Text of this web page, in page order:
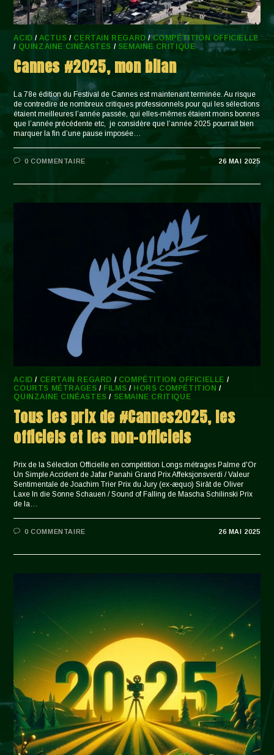
ACID / ACTUS / CERTAIN REGARD /COMPÉTITION OFFICIELLE
/ QUINZAINE CINÉASTES / SEMAINE CRITIQUE
Cannes #2025, mon bilan
La 78e édition du Festival de Cannes est maintenant terminée. Au risque
de contredire de nombreux critiques professionnels pour qui les sélections
étaient meilleures l’année passée, qui elles-mêmes étaient moins bonnes
que l’année précédente etc, je considère que l’année 2025 pourrait bien
marquer la fin d’une pause imposée…
0 COMMENTAIRE 26 MAI 2025
ACID / CERTAIN REGARD / COMPÉTITION OFFICIELLE /
COURTS MÉTRAGES / FILMS / HORS COMPÉTITION /
QUINZAINE CINÉASTES / SEMAINE CRITIQUE
Tous les prix de #Cannes2025, les
officiels et les non-officiels
Prix de la Sélection Officielle en compétition Longs métrages Palme d'Or
Un Simple Accident de Jafar Panahi Grand Prix Affeksjonsverdi / Valeur
Sentimentale de Joachim Trier Prix du Jury (ex-æquo) Sirât de Oliver
Laxe In die Sonne Schauen / Sound of Falling de Mascha Schilinski Prix
de la…
0 COMMENTAIRE 26 MAI 2025